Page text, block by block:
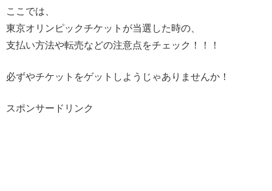
ここでは、
東京オリンピックチケットが当選した時の、
支払い方法や転売などの注意点をチェック！！！
必ずやチケットをゲットしようじゃありませんか！
スポンサードリンク